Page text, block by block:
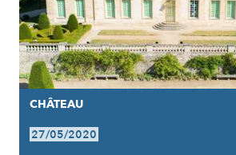
CHÂTEAU
27/05/2020